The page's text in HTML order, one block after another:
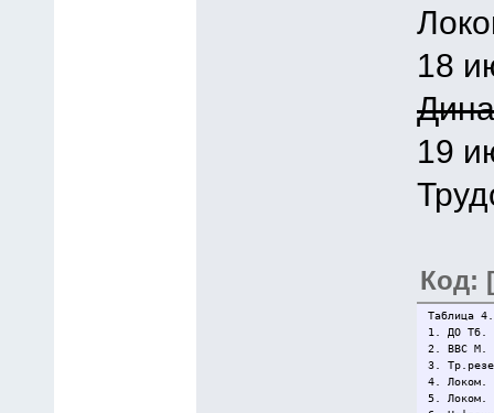
18
19
Код:
Таблица
1. ДО Тб.
2. ВВС М.
3.
4.
5.